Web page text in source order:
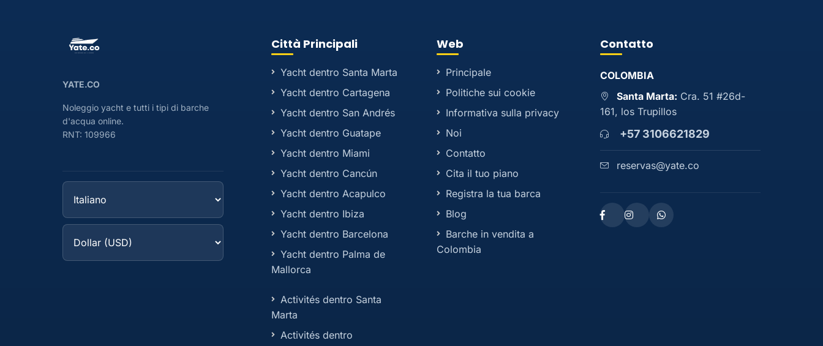
YATE.CO
Noleggio yacht e tutti i tipi di barche
d'acqua online.
RNT: 109966
Città Principali
Yacht dentro Santa Marta
Yacht dentro Cartagena
Yacht dentro San Andrés
Yacht dentro Guatape
Yacht dentro Miami
Yacht dentro Cancún
Yacht dentro Acapulco
Yacht dentro Ibiza
Yacht dentro Barcelona
Yacht dentro Palma de
Mallorca
Activités dentro Santa
Marta
Activités dentro
Web
Principale
Politiche sui cookie
Informativa sulla privacy
Noi
Contatto
Cita il tuo piano
Registra la tua barca
Blog
Barche in vendita a
Colombia
Contatto
COLOMBIA
Santa Marta: Cra. 51 #26d-
161, los Trupillos
+57 3106621829
reservas@yate.co